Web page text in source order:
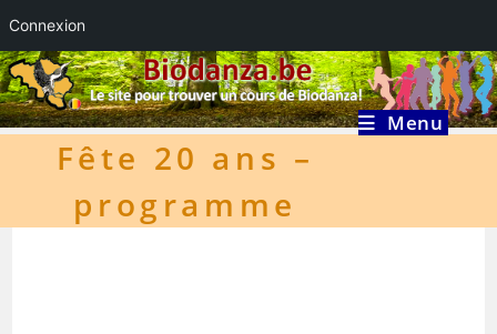
Connexion
Skip
to
content
Menu
Fête 20 ans –
programme